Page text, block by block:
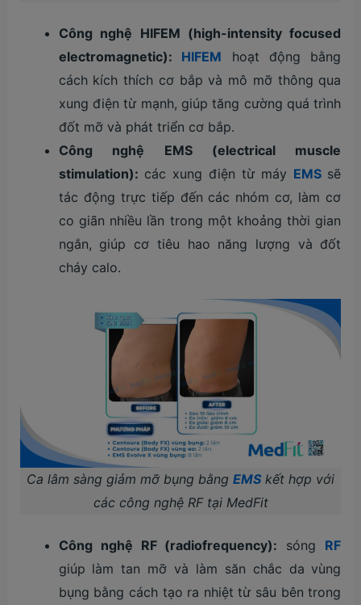
Công nghệ HIFEM (high-intensity focused
electromagnetic): HIFEM hoạt động bằng
cách kích thích cơ bắp và mô mỡ thông qua
xung điện từ mạnh, giúp tăng cường quá trình
đốt mỡ và phát triển cơ bắp.
Công nghệ EMS (electrical muscle
stimulation): các xung điện từ máy EMSsẽ
tác động trực tiếp đến các nhóm cơ, làm cơ
co giãn nhiều lần trong một khoảng thời gian
ngắn, giúp cơ tiêu hao năng lượng và đốt
cháy calo.
Ca lâm sàng giảm mỡ bụng bằng EMSkết hợp với
các công nghệ RF tại MedFit
Công nghệ RF (radiofrequency): sóng RF
giúp làm tan mỡ và làm săn chắc da vùng
bụng bằng cách tạo ra nhiệt từ sâu bên trong